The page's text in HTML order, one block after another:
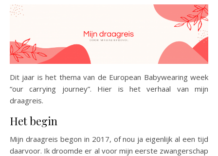
Dit jaar is het thema van de European Babywearing week
“our carrying journey”. Hier is het verhaal van mijn
draagreis.
Het begin
Mijn draagreis begon in 2017, of nou ja eigenlijk al een tijd
daarvoor. Ik droomde er al voor mijn eerste zwangerschap